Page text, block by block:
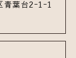
青葉台2ｰ1ｰ1